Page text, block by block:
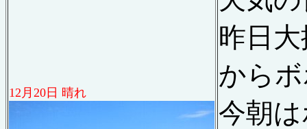
12 月 20 日 晴れ
昨日
から
今朝